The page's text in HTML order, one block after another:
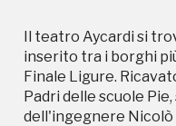
Il teatro Aycardi si
inserito tra i borghi
Finale Ligure.
Padri delle scuole
dell'ingegnere Nicolò